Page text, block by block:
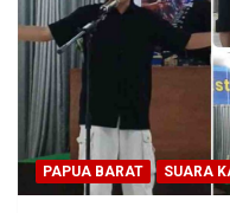
PAPUA BARAT SUARA